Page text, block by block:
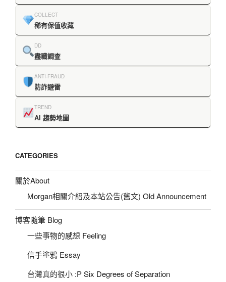
COLLECT
稀有保值收藏
DD
盡職調查
ANTI-FRAUD
防詐避雷
TREND
AI 趨勢地圖
CATEGORIES
關於About
Morgan相關介紹及本站公告(舊文) Old Announcement
博客隨筆 Blog
一些事物的感想 Feeling
信手塗鴉 Essay
台灣真的很小 :P Six Degrees of Separation